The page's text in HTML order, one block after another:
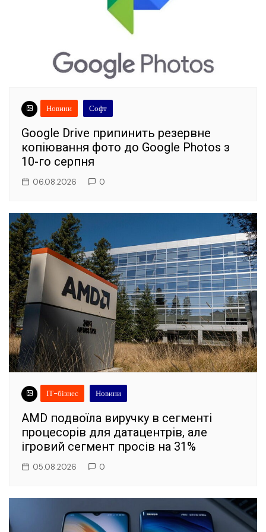
Новини Софт
Google Drive припинить резервне
копіювання фото до Google Photos з
10-го серпня
06.08.2026 0
ІТ-бізнес Новини
AMD подвоїла виручку в сегменті
процесорів для датацентрів, але
ігровий сегмент просів на 31%
05.08.2026 0